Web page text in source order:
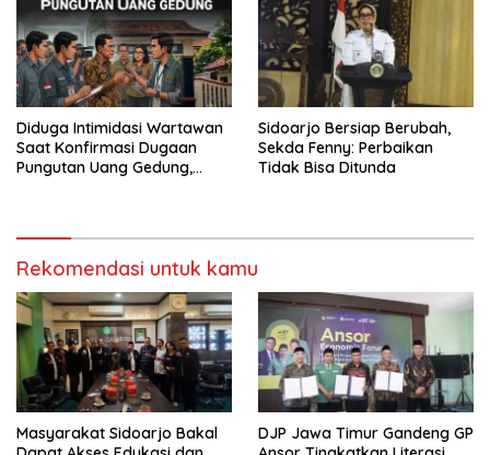
Diduga Intimidasi Wartawan
Saat Konfirmasi Dugaan
Pungutan Uang Gedung,
Sidoarjo Bersiap Berubah,
Sekda Fenny: Perbaikan
Tidak Bisa Ditunda
Rekomendasi untuk kamu
Masyarakat Sidoarjo Bakal
DJP Jawa Timur Gandeng GP